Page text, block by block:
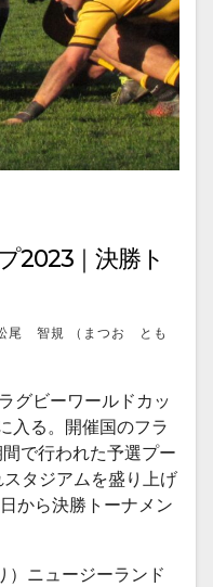
2023｜決勝ト
尾 智規 （まつお とも
グビーワールドカッ
入る。開催国のフラ
で行われた予選プー
タジアムを盛り上げ
から決勝トーナメン
ニュージーランド